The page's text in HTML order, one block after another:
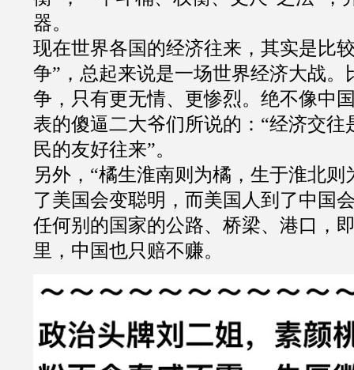
器。
现在世界各国的经济往来，其实是比
争” ，总起来说是一场世界经济大战
争，只有更无情、更惨烈。绝不像中
表的傻逼二大爷们所说的： “经济交往
民的友好往来”。
另外， “橘生淮南则为橘，生于淮北则
了美国会变聪明，而美国人到了中国
任何别的国家的公路、桥梁、港口，
里，中国也只赔不赚。